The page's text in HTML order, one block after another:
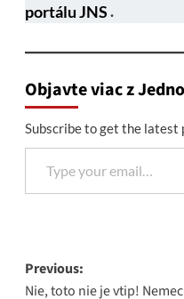
portálu JNS.
Objavte viac z
Subscribe to get the latest
Type your email…
Post
Previous:
Nie, toto nie je vtip!